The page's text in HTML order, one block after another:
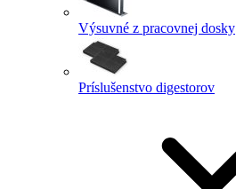
Výsuvné z pracovnej dosky
Príslušenstvo digestorov